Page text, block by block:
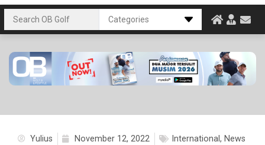
Yulius November 12, 2022 International, News